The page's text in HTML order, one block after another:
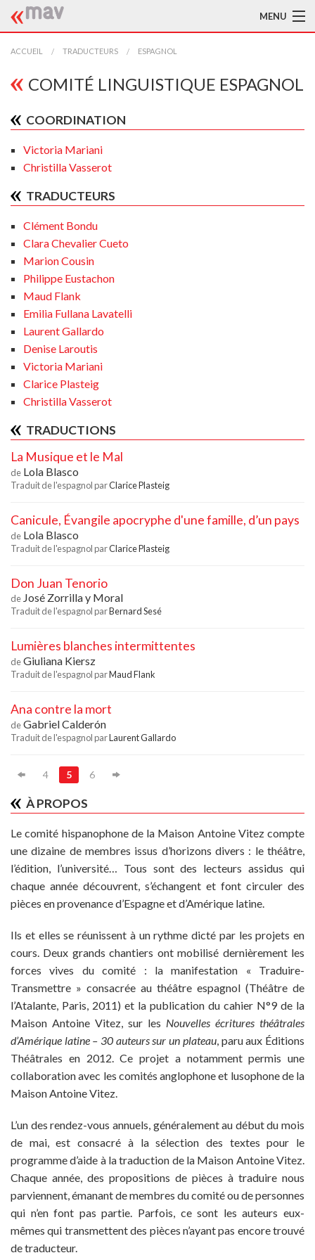
MENU
ACCUEIL
LA MAV
AIDE À LA TRADUCTION
PUBLICATIONS
À L'AFFICHE
ACCUEIL TRADUCTEURS ESPAGNOL
COMITÉ LINGUISTIQUE ESPAGNOL
COORDINATION
Victoria Mariani
Christilla Vasserot
TRADUCTEURS
Clément Bondu
Clara Chevalier Cueto
Marion Cousin
Philippe Eustachon
Maud Flank
Emilia Fullana Lavatelli
Laurent Gallardo
Denise Laroutis
Victoria Mariani
Clarice Plasteig
Christilla Vasserot
TRADUCTIONS
La Musique et le Mal
de Lola Blasco
Traduit de l'espagnol parClarice Plasteig
Canicule, Évangile apocryphe d'une famille, d’un pays
de Lola Blasco
Traduit de l'espagnol parClarice Plasteig
Don Juan Tenorio
de José Zorrilla y Moral
Traduit de l'espagnol parBernard Sesé
Lumières blanches intermittentes
deGiuliana Kiersz
Traduit de l'espagnol parMaud Flank
Ana contre la mort
deGabriel Calderón
Traduit de l'espagnol parLaurent Gallardo
4 5 6
À PROPOS
Le comité hispanophone de la Maison Antoine Vitez compte
une dizaine de membres issus d’horizons divers : le théâtre,
l’édition, l’université… Tous sont des lecteurs assidus qui
chaque année découvrent, s’échangent et font circuler des
pièces en provenance d’Espagne et d’Amérique latine.
Ils et elles se réunissent à un rythme dicté par les projets en
cours. Deux grands chantiers ont mobilisé dernièrement les
forces vives du comité : la manifestation « Traduire-
Transmettre » consacrée au théâtre espagnol (Théâtre de
l’Atalante, Paris, 2011) et la publication du cahier N°9 de la
Maison Antoine Vitez, sur les Nouvelles écritures théâtrales
d’Amérique latine – 30 auteurs sur un plateau, paru aux Éditions
Théâtrales en 2012. Ce projet a notamment permis une
collaboration avec les comités anglophone et lusophone de la
Maison Antoine Vitez.
L’un des rendez-vous annuels, généralement au début du mois
de mai, est consacré à la sélection des textes pour le
programme d’aide à la traduction de la Maison Antoine Vitez.
Chaque année, des propositions de pièces à traduire nous
parviennent, émanant de membres du comité ou de personnes
qui n’en font pas partie. Parfois, ce sont les auteurs eux-
mêmes qui transmettent des pièces n’ayant pas encore trouvé
de traducteur.